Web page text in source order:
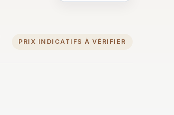
PRIX INDICATIFS À VÉRIFIER